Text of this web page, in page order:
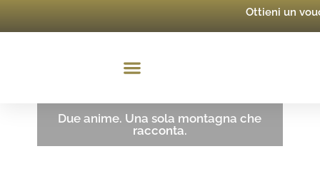
Ottieni un
Due anime. Una sola montagna che
racconta.